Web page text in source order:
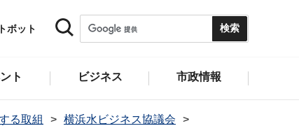
ボット
ト ビジネス 市政情報
る取組
横浜水ビジネス協議会